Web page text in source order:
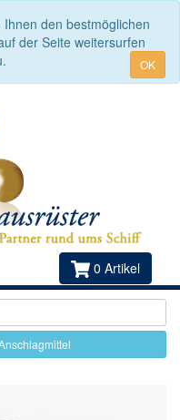
den bestmöglichen
der Seite weitersurfen
OK
0 Artikel